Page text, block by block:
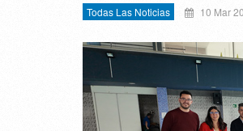
Todas Las Noticias 10 Mar